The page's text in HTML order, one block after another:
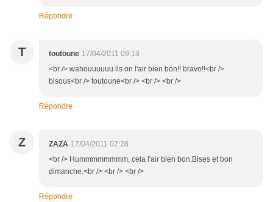
Répondre
T toutoune 17/04/2011 09:13
<br /> wahouuuuuu ils on l'air bien bon!! bravo!!<br />
bisous<br /> toutoune<br /> <br /> <br />
Répondre
Z ZAZA 17/04/2011 07:28
<br /> Hummmmmmmm, cela l'air bien bon.Bises et bon
dimanche.<br /> <br /> <br />
Répondre